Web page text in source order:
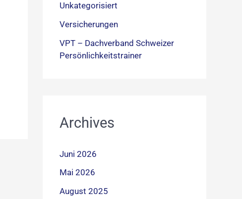
Unkategorisiert
Versicherungen
VPT – Dachverband Schweizer
Persönlichkeitstrainer
Archives
Juni 2026
Mai 2026
August 2025